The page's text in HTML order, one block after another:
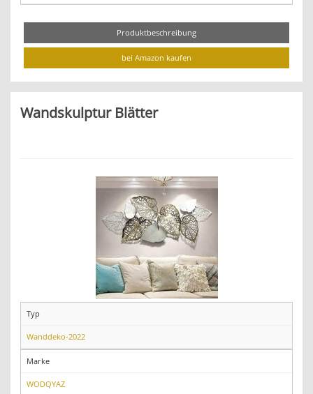
Produktbeschreibung
bei Amazon kaufen
Wandskulptur Blätter
Typ
Wanddeko-2022
Marke
WODQYAZ